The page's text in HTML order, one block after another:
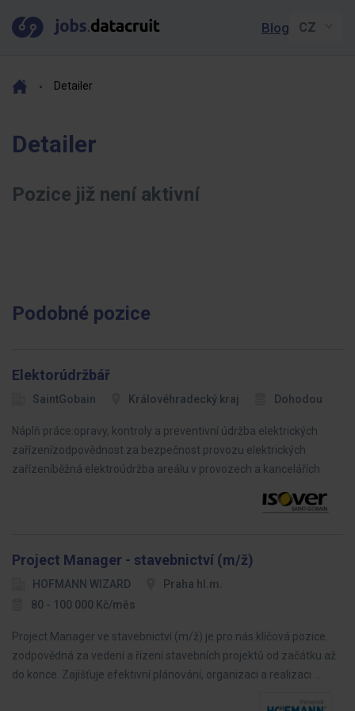
Blog
Detailer
Detailer
Pozice již není aktivní
Podobné pozice
Elektorúdržbář
SaintGobain Královéhradecký kraj Dohodou
Náplň práce:opravy, kontroly a preventivní údržba elektrických
zařízenízodpovědnost za bezpečnost provozu elektrických
zařízeníběžná elektroúdržba areálu v provozech a kancelářích
Project Manager - stavebnictví (m/ž)
HOFMANN WIZARD
Praha hl.m.
80 - 100 000 Kč/měs
Project Manager ve stavebnictví (m/ž) je pro nás klíčová pozice
zodpovědná za vedení a řízení stavebních projektů od začátku až
do konce. Zajišťuje efektivní plánování, organizaci a realizaci …